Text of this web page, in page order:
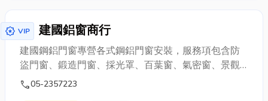
award_star VIP 建國鋁窗商行
建國鋼鋁門窗專營各式鋼鋁門窗安裝，服務項包含防
盜門窗、鍛造門窗、採光罩、百葉窗、氣密窗、景觀
窗、電動門、藝術鋁門、隔音窗、落地窗等，在地經
call05-2357223